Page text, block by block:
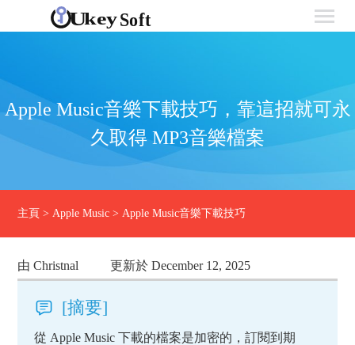
Apple Music音樂下載技巧，靠這招就可永
久取得 MP3音樂檔案
主頁 >Apple Music >Apple Music音樂下載技巧
由 Christnal 更新於 December 12, 2025
[摘要]
從 Apple Music 下載的檔案是加密的，訂閱到期